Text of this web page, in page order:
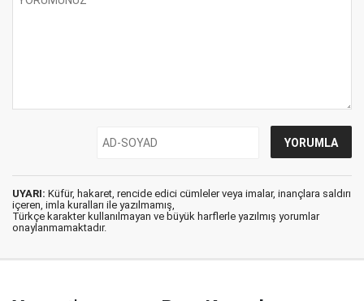
UYARI: Küfür, hakaret, rencide edici cümleler veya imalar, inançlara saldırı
içeren, imla kuralları ile yazılmamış,
Türkçe karakter kullanılmayan ve büyük harflerle yazılmış yorumlar
onaylanmamaktadır.